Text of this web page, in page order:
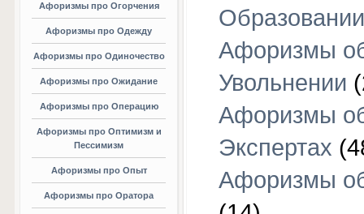
Афоризмы про Огорчения
Афоризмы про Одежду
Афоризмы про Одиночество
Афоризмы про Ожидание
Афоризмы про Операцию
Афоризмы про Оптимизм и
Пессимизм
Афоризмы про Опыт
Афоризмы про Оратора
Образовании
Афоризмы
Увольнении
Афоризмы
Экспертах
Афоризмы